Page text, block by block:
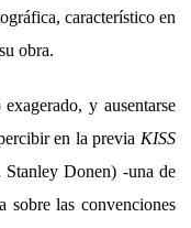
característico en
obra.
y ausentarse
en la previa KISS
Donen) -una de
sobre las convenciones